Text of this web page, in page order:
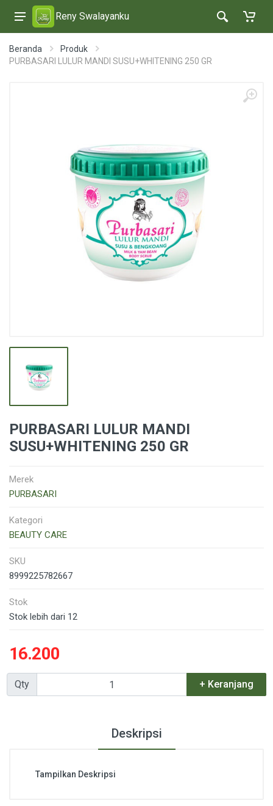
Reny Swalayanku
Beranda
Produk
PURBASARI LULUR MANDI SUSU+WHITENING 250 GR
PURBASARI LULUR MANDI
SUSU+WHITENING 250 GR
Merek
PURBASARI
Kategori
BEAUTY CARE
SKU
8999225782667
Stok
Stok lebih dari 12
16.200
Qty + Keranjang
Deskripsi
Tampilkan Deskripsi